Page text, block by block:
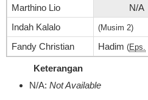
Marthino Lio
N/A
Indah Kalalo
(Musim 2)
Fandy Christian Hadim (Eps.
Keterangan
N/A: Not Available